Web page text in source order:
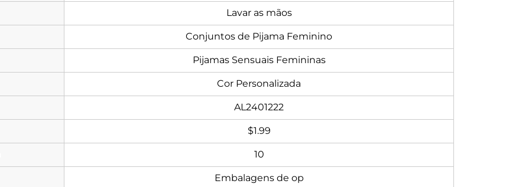
Lavar as mãos
Conjuntos de Pijama Feminino
Pijamas Sensuais Femininas
Cor Personalizada
AL2401222
$1.99
10
Embalagens de op